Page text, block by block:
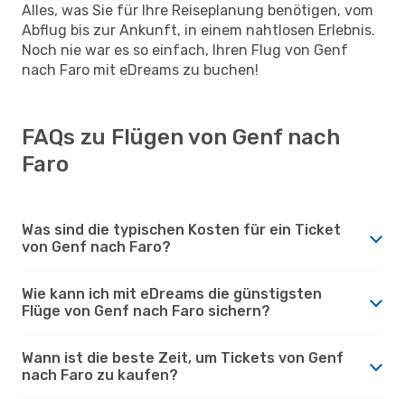
Alles, was Sie für Ihre Reiseplanung benötigen, vom
Abflug bis zur Ankunft, in einem nahtlosen Erlebnis.
Noch nie war es so einfach, Ihren Flug von Genf
nach Faro mit eDreams zu buchen!
FAQs zu Flügen von Genf nach
Faro
Was sind die typischen Kosten für ein Ticket
von Genf nach Faro?
Wie kann ich mit eDreams die günstigsten
Flüge von Genf nach Faro sichern?
Wann ist die beste Zeit, um Tickets von Genf
nach Faro zu kaufen?